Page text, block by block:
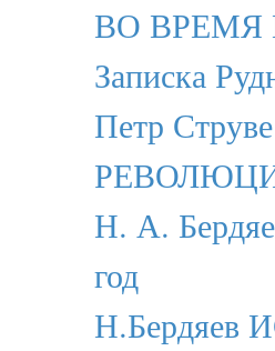
ВО
Записка
Петр
Н. А.
год